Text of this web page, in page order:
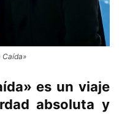
Caída»
es un viaje
absoluta y